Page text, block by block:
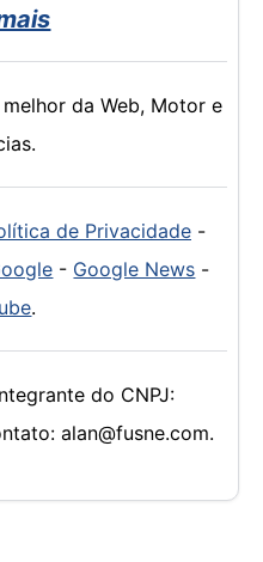
da Web, Motor e
de Privacidade-
- Google News -
.
do CNPJ:
alan@fusne.com.